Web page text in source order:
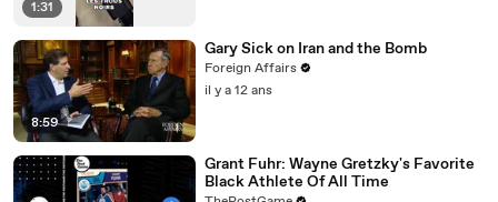
1:31
8:59
Gary Sick on Iran and the Bomb
Foreign Affairs
il y a 12 ans
Grant Fuhr: Wayne Gretzky's Favorite
Black Athlete Of All Time